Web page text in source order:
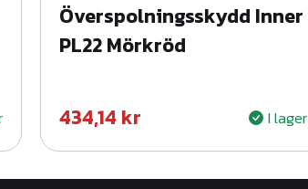
å
n
g
d
Överspolningsskydd Inner
PL22 Mörkröd
434,14 kr I lager